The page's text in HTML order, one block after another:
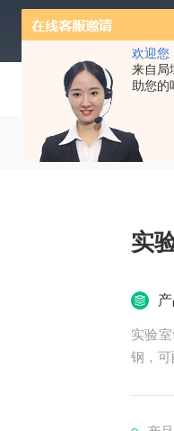
欢迎您
来自局
助您的
实
实验
钢，可